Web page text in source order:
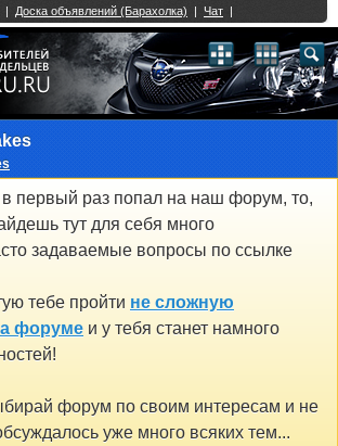
в первый раз попал на наш форум, то,
тут для себя много
задаваемые вопросы по ссылке
тебе пройти не сложную
форуме и у тебя станет намного
форум по своим интересам и не
уже много всяких тем...
Sign On provided byvBSSO
12 13 14 15 16 17 18 21 22 23 24 25 26
31 32 33 34 35 36 37 38 39 40 41 42 43